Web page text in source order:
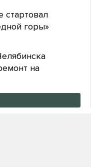
стартовал
горы»
на